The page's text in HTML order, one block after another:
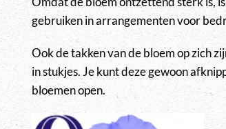
gebruiken in arrangementen voor
Ook de takken van de bloem op zich
in stukjes. Je kunt deze gewoon
bloemen open.